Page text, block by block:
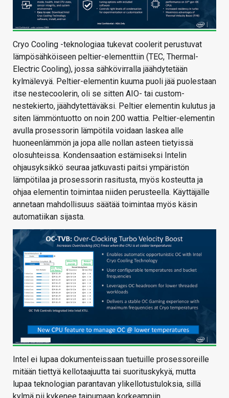
Cryo Cooling -teknologiaa tukevat coolerit perustuvat
lämpösähköiseen peltier-elementtiin (TEC, Thermal-
Electric Cooling), jossa sähkövirralla jäähdytetään
kylmälevyä. Peltier-elementin kuuma puoli jää puolestaan
itse nestecoolerin, oli se sitten AIO- tai custom-
nestekierto, jäähdytettäväksi. Peltier elementin kulutus ja
siten lämmöntuotto on noin 200 wattia. Peltier-elementin
avulla prosessorin lämpötila voidaan laskea alle
huoneenlämmön ja jopa alle nollan asteen tietyissä
olosuhteissa. Kondensaation estämiseksi Intelin
ohjausyksikkö seuraa jatkuvasti paitsi ympäristön
lämpötilaa ja prosessorin rasitusta, myös kosteutta ja
ohjaa elementin toimintaa niiden perusteella. Käyttäjälle
annetaan mahdollisuus säätää toimintaa myös käsin
automatiikan sijasta.
Intel ei lupaa dokumenteissaan tuetuille prosessoreille
mitään tiettyä kellotaajuutta tai suorituskykyä, mutta
lupaa teknologian parantavan ylikellotustuloksia, sillä